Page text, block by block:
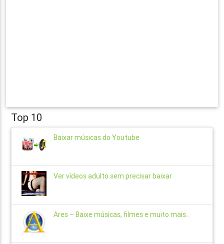
Top 10
Baixar músicas do Youtube
Ver vídeos adulto sem precisar baixar
Ares – Baixe músicas, filmes e muito mais..